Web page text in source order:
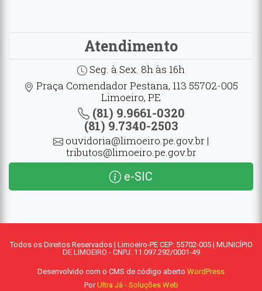
Atendimento
Seg. à Sex. 8h às 16h
Praça Comendador Pestana, 113 55702-005
Limoeiro, PE
(81) 9.9661-0320
(81) 9.7340-2503
ouvidoria@limoeiro.pe.gov.br |
tributos@limoeiro.pe.gov.br
e-SIC
Todos os Direitos Reservados | Limoeiro-PE CEP: 55702-005 | MUNICÍPIO
DE LIMOEIRO - CNPJ: 11.097.292/0001-49
Desenvolvido com o CMS de código aberto WordPress
PorUltra Já - Soluções Web